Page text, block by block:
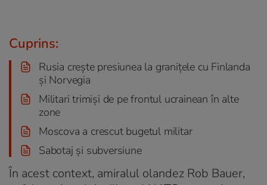
Cuprins:
Rusia crește presiunea la granițele cu Finlanda
și Norvegia
Militari trimiși de pe frontul ucrainean în alte
zone
Moscova a crescut bugetul militar
Sabotaj și subversiune
În acest context, amiralul olandez Rob Bauer,